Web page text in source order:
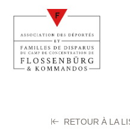
RETOUR À LA